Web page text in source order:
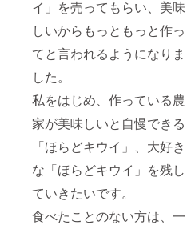
イ」を売ってもらい、美味
しいからもっともっと作っ
てと言われるようになりま
した。
私をはじめ、作っている農
家が美味しいと自慢できる
「ほらどキウイ」、大好き
な「ほらどキウイ」を残し
ていきたいです。
食べたことのない方は、一